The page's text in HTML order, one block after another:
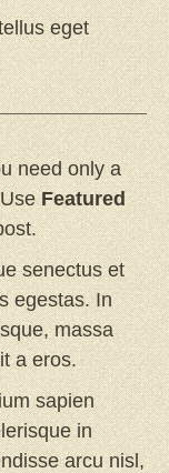
eget
need only a
Featured
senectus et
egestas. In
massa
a eros.
sapien
in
arcu nisl,